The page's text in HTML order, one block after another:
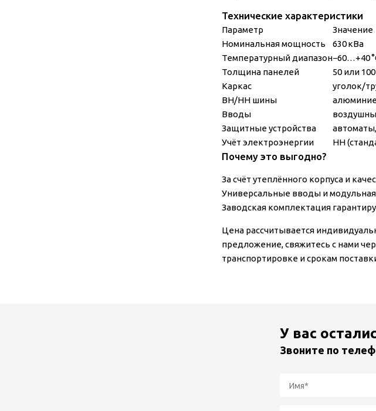
Технические характеристики
Параметр
Значение
Номинальная мощность
630 кВа
Температурный диапазон−60…+40
Толщина панелей
50 или
Каркас
уголок/
ВН/НН шины
Вводы
Защитные устройства
Учёт электроэнергии
НН
Почему это выгодно?
За счёт утеплённого корпуса и
Универсальные вводы и
Заводская комплектация
Цена рассчитывается
предложение, свяжитесь с нами
транспортировке и срокам
У вас
Звоните по